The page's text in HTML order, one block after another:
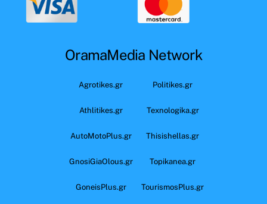
OramaMedia Network
Agrotikes.gr Politikes.gr
Athlitikes.gr Texnologika.gr
AutoMotoPlus.gr Thisishellas.gr
GnosiGiaOlous.gr Topikanea.gr
GoneisPlus.gr TourismosPlus.gr